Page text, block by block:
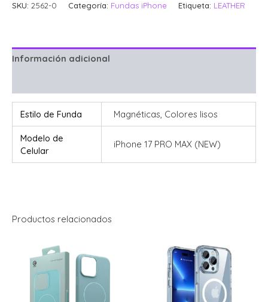
SKU: 2562-0 Categoría: Fundas iPhone Etiqueta: LEATHER
Información adicional
Estilo de Funda Magnéticas, Colores lisos
Modelo de
Celular
iPhone 17 PRO MAX (NEW)
Productos relacionados